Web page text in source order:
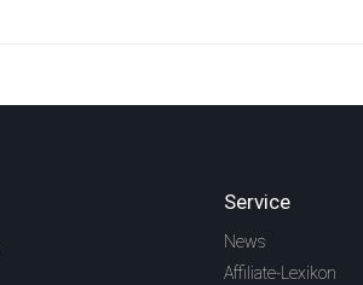
Service
News
Affiliate-Lexikon